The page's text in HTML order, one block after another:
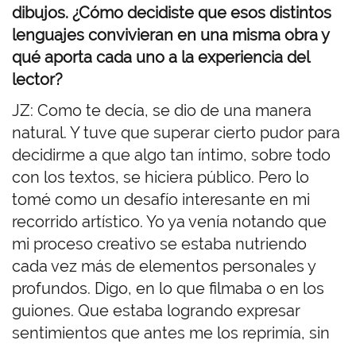
dibujos. ¿Cómo decidiste que esos distintos
lenguajes convivieran en una misma obra y
qué aporta cada uno a la experiencia del
lector?
JZ: Como te decía, se dio de una manera
natural. Y tuve que superar cierto pudor para
decidirme a que algo tan íntimo, sobre todo
con los textos, se hiciera público. Pero lo
tomé como un desafío interesante en mi
recorrido artístico. Yo ya venía notando que
mi proceso creativo se estaba nutriendo
cada vez más de elementos personales y
profundos. Digo, en lo que filmaba o en los
guiones. Que estaba logrando expresar
sentimientos que antes me los reprimía, sin